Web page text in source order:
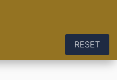
RESET